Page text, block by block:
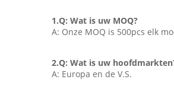
1.Q: Wat is uw MOQ?
A: Onze MOQ is 500pcs elk
2.Q: Wat is uw
A: Europa en de V.S.